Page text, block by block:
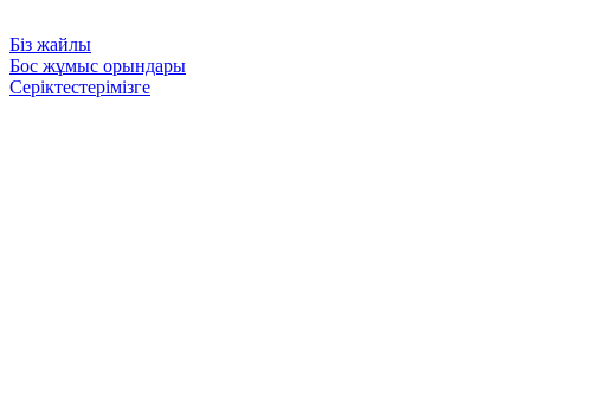
Біз жайлы
Бос жұмыс орындары
Серіктестерімізге